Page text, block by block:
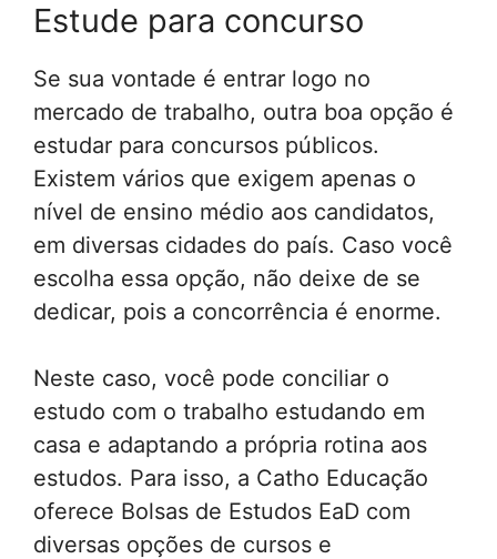
Estude para concurso
Se sua vontade é entrar logo no
mercado de trabalho, outra boa opção é
estudar para concursos públicos.
Existem vários que exigem apenas o
nível de ensino médio aos candidatos,
em diversas cidades do país. Caso você
escolha essa opção, não deixe de se
dedicar, pois a concorrência é enorme.
Neste caso, você pode conciliar o
estudo com o trabalho estudando em
casa e adaptando a própria rotina aos
estudos. Para isso, a Catho Educação
oferece Bolsas de Estudos EaD com
diversas opções de cursos e